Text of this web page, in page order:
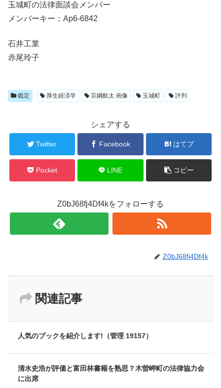
玉城町の法律面談会メンバー
メンバーキー：Ap6-6842
石井工業
赤尾玲子
鑑定 厚生経済学 宗綱航太 画像 玉城町 評判
シェアする
Twitter Facebook はてブ
Pocket LINE コピー
Z0bJ68fj4Df4kをフォローする
Z0bJ68fj4Df4k
関連記事
人気のブックを紹介します!（管理 19157）
清水史浩が評価と富田林書籍を熟思？木曽岬町の法律協力会
に出席